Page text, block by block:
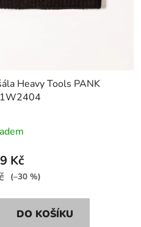
Heavy Tools PANK
Kč
(–30 %)
DO KOŠÍKU